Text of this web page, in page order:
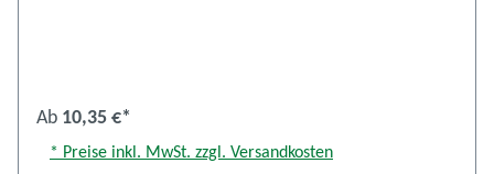
Ab 10,35 €*
* Preise inkl. MwSt. zzgl. Versandkosten